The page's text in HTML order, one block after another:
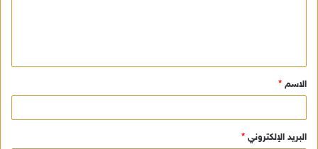
ق
*
الاسم *
البريد الإلكتروني *